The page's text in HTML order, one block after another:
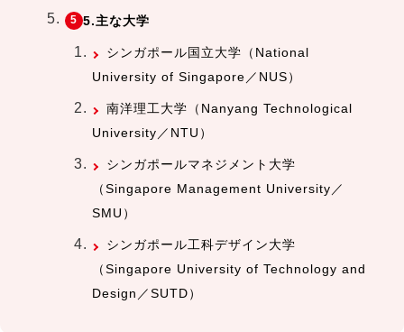
5.主な大学
シンガポール国立大学（National
University of Singapore／NUS）
南洋理工大学（Nanyang Technological
University／NTU）
シンガポールマネジメント大学
（Singapore Management University／
SMU）
シンガポール工科デザイン大学
（Singapore University of Technology and
Design／SUTD）